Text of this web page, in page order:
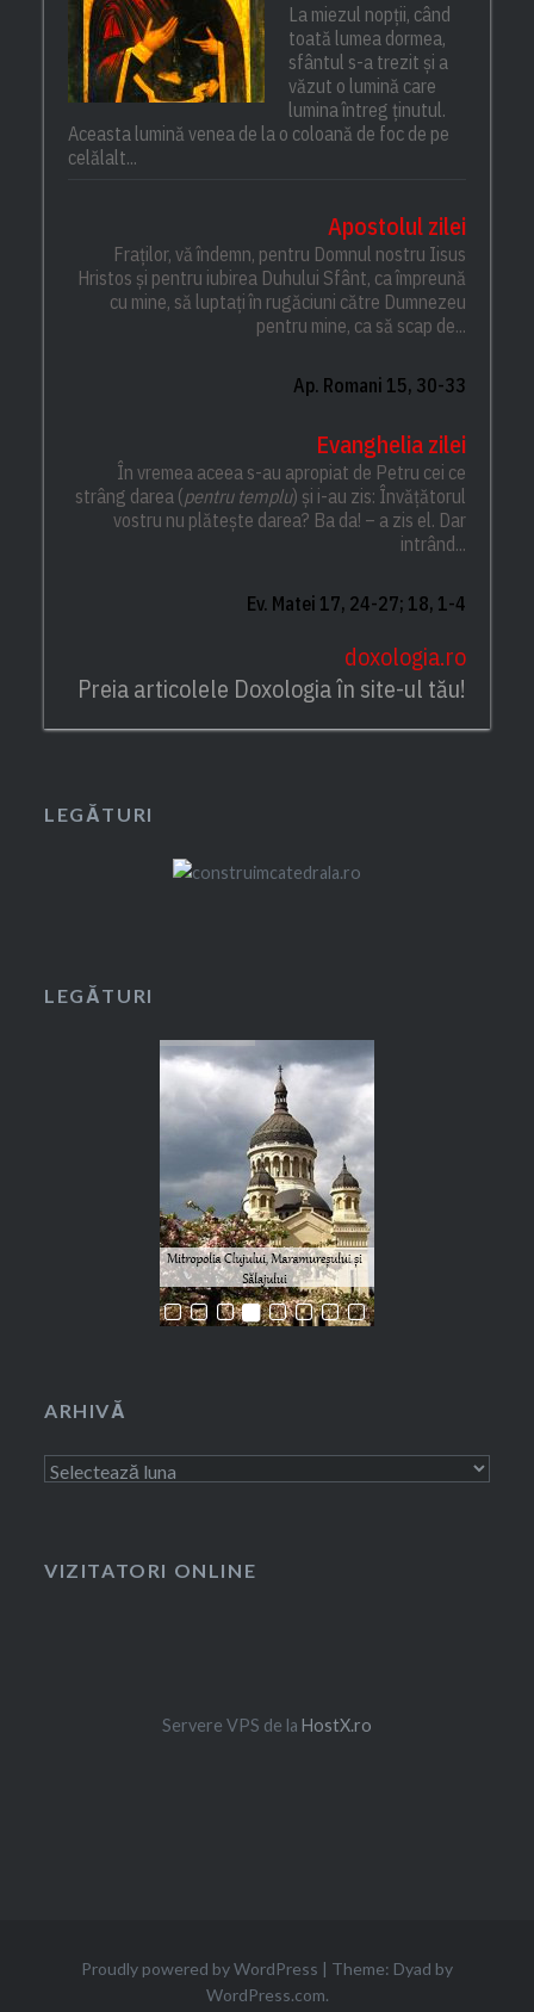
La miezul nopții, când
toată lumea dormea,
sfântul s-a trezit și a
văzut o lumină care
lumina întreg ținutul.
Aceasta lumină venea de la o coloană de foc de pe
celălalt...
Apostolul zilei
Fraților, vă îndemn, pentru Domnul nostru Iisus
Hristos și pentru iubirea Duhului Sfânt, ca împreună
cu mine, să luptați în rugăciuni către Dumnezeu
pentru mine, ca să scap de...
Ap. Romani 15, 30-33
Evanghelia zilei
În vremea aceea s-au apropiat de Petru cei ce
strâng darea (pentru templu) și i-au zis: Învățătorul
vostru nu plătește darea? Ba da! – a zis el. Dar
intrând...
Ev. Matei 17, 24-27; 18, 1-4
doxologia.ro
Preia articolele Doxologia în site-ul tău!
LEGĂTURI
LEGĂTURI
ARHIVĂ
Arhivă
VIZITATORI ONLINE
Servere VPS de la HostX.ro
Proudly powered by WordPress | Theme: Dyad by
WordPress.com.